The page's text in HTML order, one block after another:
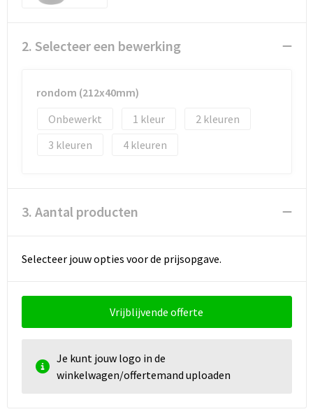
2. Selecteer een bewerking
rondom (212x40mm)
Onbewerkt
1
2
3
4
3. Aantal producten
Selecteer jouw opties voor de prijsopgave.
Vrijblijvende offerte
Je kunt jouw logo in de
winkelwagen/offertemand uploaden